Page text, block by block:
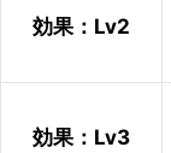
効果：Lv2
効果：Lv3